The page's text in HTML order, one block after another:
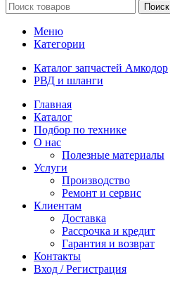
Поиск
Меню
Категории
Каталог запчастей Амкодор
РВД и шланги
Главная
Каталог
Подбор по технике
О нас
Полезные материалы
Услуги
Производство
Ремонт и сервис
Клиентам
Доставка
Рассрочка и кредит
Гарантия и возврат
Контакты
Вход / Регистрация